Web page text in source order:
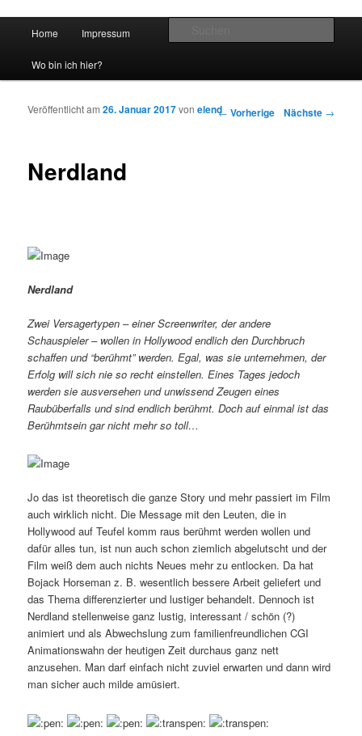
vidgames.de
Zum Inhalt wechseln
Zum sekundären Inhalt wechseln
Home Impressum
Wo bin ich hier?
Artikelnavigation
← Vorherige Nächste →
Nerdland
Veröffentlicht am26. Januar 2017vonelend
Nerdland
Zwei Versagertypen – einer Screenwriter, der andere
Schauspieler – wollen in Hollywood endlich den Durchbruch
schaffen und “berühmt” werden. Egal, was sie unternehmen, der
Erfolg will sich nie so recht einstellen. Eines Tages jedoch
werden sie ausversehen und unwissend Zeugen eines
Raubüberfalls und sind endlich berühmt. Doch auf einmal ist das
Berühmtsein gar nicht mehr so toll…
Jo das ist theoretisch die ganze Story und mehr passiert im Film
auch wirklich nicht. Die Message mit den Leuten, die in
Hollywood auf Teufel komm raus berühmt werden wollen und
dafür alles tun, ist nun auch schon ziemlich abgelutscht und der
Film weiß dem auch nichts Neues mehr zu entlocken. Da hat
Bojack Horseman z. B. wesentlich bessere Arbeit geliefert und
das Thema differenzierter und lustiger behandelt. Dennoch ist
Nerdland stellenweise ganz lustig, interessant / schön (?)
animiert und als Abwechslung zum familienfreundlichen CGI
Animationswahn der heutigen Zeit durchaus ganz nett
anzusehen. Man darf einfach nicht zuviel erwarten und dann wird
man sicher auch milde amüsiert.